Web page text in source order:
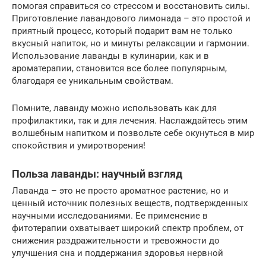
помогая справиться со стрессом и восстановить силы.
Приготовление лавандового лимонада – это простой и
приятный процесс, который подарит вам не только
вкусный напиток, но и минуты релаксации и гармонии.
Использование лаванды в кулинарии, как и в
ароматерапии, становится все более популярным,
благодаря ее уникальным свойствам.
Помните, лаванду можно использовать как для
профилактики, так и для лечения. Наслаждайтесь этим
волшебным напитком и позвольте себе окунуться в мир
спокойствия и умиротворения!
Польза лаванды: научный взгляд
Лаванда – это не просто ароматное растение, но и
ценный источник полезных веществ, подтвержденных
научными исследованиями. Ее применение в
фитотерапии охватывает широкий спектр проблем, от
снижения раздражительности и тревожности до
улучшения сна и поддержания здоровья нервной